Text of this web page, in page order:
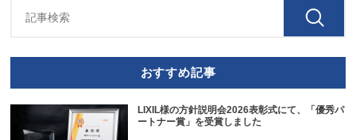
おすすめ記事
LIXIL様の方針説明会2026表彰式にて、「優秀パ
ートナー賞」を受賞しました